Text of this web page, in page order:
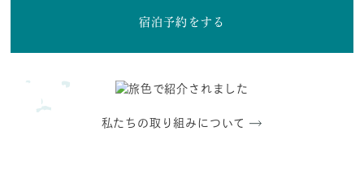
宿泊予約をする
私たちの取り組みについて